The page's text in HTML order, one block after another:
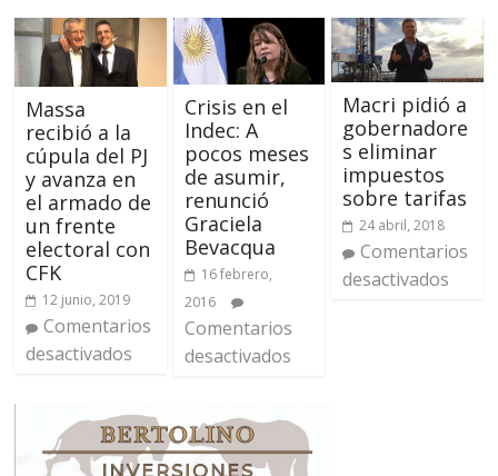
Massa
recibió a la
cúpula del PJ
y avanza en
el armado de
un frente
electoral con
CFK
12 junio, 2019
Comentarios
desactivados
Crisis en el
Indec: A
pocos meses
de asumir,
renunció
Graciela
Bevacqua
16 febrero,
2016
Comentarios
desactivados
Macri pidió a
gobernadore
s eliminar
impuestos
sobre tarifas
24 abril, 2018
Comentarios
desactivados